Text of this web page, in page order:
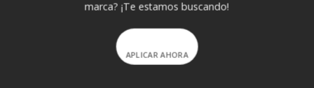
marca? ¡Te estamos buscando!
APLICAR AHORA